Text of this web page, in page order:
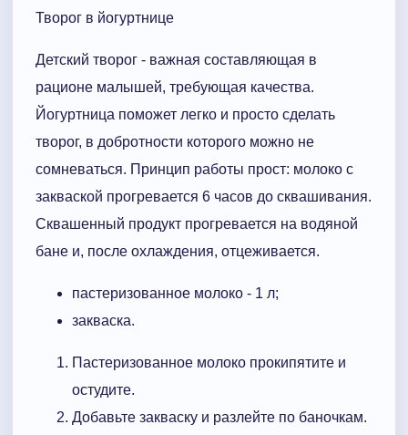
Творог в йогуртнице
Детский творог - важная составляющая в
рационе малышей, требующая качества.
Йогуртница поможет легко и просто сделать
творог, в добротности которого можно не
сомневаться. Принцип работы прост: молоко с
закваской прогревается 6 часов до сквашивания.
Сквашенный продукт прогревается на водяной
бане и, после охлаждения, отцеживается.
пастеризованное молоко - 1 л;
закваска.
Пастеризованное молоко прокипятите и
остудите.
Добавьте закваску и разлейте по баночкам.